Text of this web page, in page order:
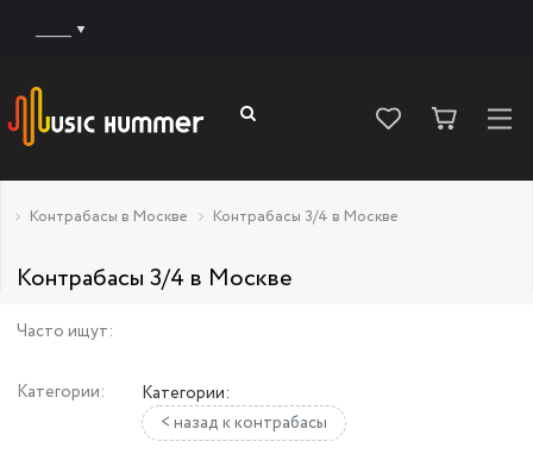
Контрабасы в Москве Контрабасы 3/4 в Москве
Контрабасы 3/4 в Москве
Часто ищут:
Категории:
Категории:
< назад к контрабасы